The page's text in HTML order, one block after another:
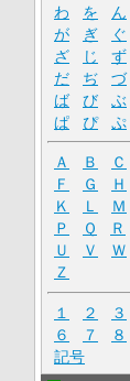
わ
を
ん
が
ぎ ぐ
ざ
じ ず
だ
ぢ づ
ば
び ぶ
ぱ
ぴ ぷ
Ａ Ｂ Ｃ
Ｆ
Ｇ Ｈ
Ｋ
Ｌ Ｍ
Ｐ
Ｑ Ｒ
Ｕ
Ｖ Ｗ
Ｚ
１ ２ ３
６
７ ８
記号